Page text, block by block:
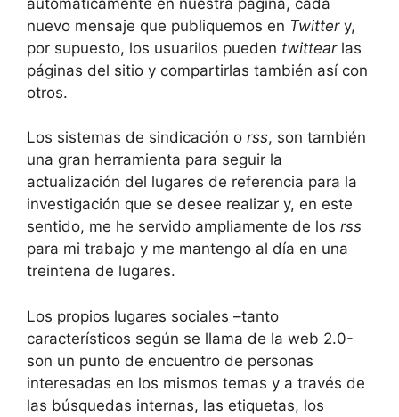
nuevo mensaje que publiquemos en Twitter y,
por supuesto, los usuarilos pueden twittearlas
páginas del sitio y compartirlas también así con
otros.
Los sistemas de sindicación o rss, son también
una gran herramienta para seguir la
actualización del lugares de referencia para la
investigación que se desee realizar y, en este
sentido, me he servido ampliamente de los rss
para mi trabajo y me mantengo al día en una
treintena de lugares.
Los propios lugares sociales –tanto
característicos según se llama de la web 2.0-
son un punto de encuentro de personas
interesadas en los mismos temas y a través de
las búsquedas internas, las etiquetas, los